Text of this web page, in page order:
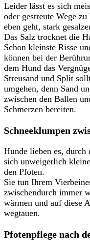
Leider lässt es sich
oder gestreute Wege
eben geht, stark
Das Salz trocknet die
Schon kleinste Risse
können bei der
dem Hund das
Streusand und Split
umgehen, denn Sand
zwischen den Ballen
Schmerzen bereiten.
Schneeklumpen
Hunde lieben es, durch
sich unweigerlich
den Pfoten.
Sie tun Ihrem
zwischendurch immer
wärmen und auf diese
wegtauen.
Pfotenpflege nach